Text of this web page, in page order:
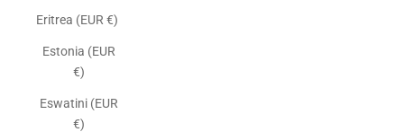
Eritrea (EUR €)
Estonia (EUR
€)
Eswatini (EUR
€)